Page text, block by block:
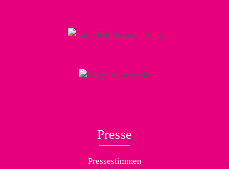
Presse
Pressestimmen